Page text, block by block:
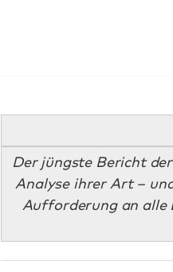
Der jüngste Bericht
Analyse ihrer Art –
Aufforderung an alle